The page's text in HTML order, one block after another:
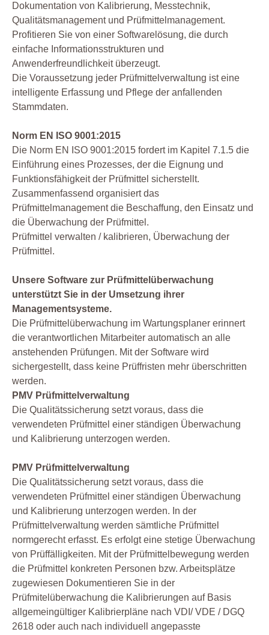
Dokumentation von Kalibrierung, Messtechnik,
Qualitätsmanagement und Prüfmittelmanagement.
Profitieren Sie von einer Softwarelösung, die durch
einfache Informationsstrukturen und
Anwenderfreundlichkeit überzeugt.
Die Voraussetzung jeder Prüfmittelverwaltung ist eine
intelligente Erfassung und Pflege der anfallenden
Stammdaten.
Norm EN ISO 9001:2015
Die Norm EN ISO 9001:2015 fordert im Kapitel 7.1.5 die
Einführung eines Prozesses, der die Eignung und
Funktionsfähigkeit der Prüfmittel sicherstellt.
Zusammenfassend organisiert das
Prüfmittelmanagement die Beschaffung, den Einsatz und
die Überwachung der Prüfmittel.
Prüfmittel verwalten / kalibrieren, Überwachung der
Prüfmittel.
Unsere Software zur Prüfmittelüberwachung
unterstützt Sie in der Umsetzung ihrer
Managementsysteme.
Die Prüfmittelüberwachung im Wartungsplaner erinnert
die verantwortlichen Mitarbeiter automatisch an alle
anstehenden Prüfungen. Mit der Software wird
sichergestellt, dass keine Prüffristen mehr überschritten
werden.
PMV Prüfmittelverwaltung
Die Qualitätssicherung setzt voraus, dass die
verwendeten Prüfmittel einer ständigen Überwachung
und Kalibrierung unterzogen werden.
PMV Prüfmittelverwaltung
Die Qualitätssicherung setzt voraus, dass die
verwendeten Prüfmittel einer ständigen Überwachung
und Kalibrierung unterzogen werden. In der
Prüfmittelverwaltung werden sämtliche Prüfmittel
normgerecht erfasst. Es erfolgt eine stetige Überwachung
von Prüffälligkeiten. Mit der Prüfmittelbewegung werden
die Prüfmittel konkreten Personen bzw. Arbeitsplätze
zugewiesen Dokumentieren Sie in der
Prüfmitelüberwachung die Kalibrierungen auf Basis
allgemeingültiger Kalibrierpläne nach VDI/ VDE / DGQ
2618 oder auch nach individuell angepasste